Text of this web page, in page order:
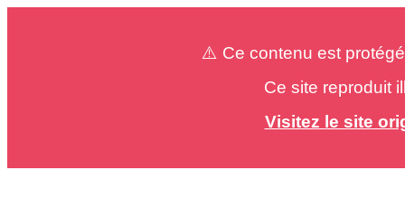
⚠️ Ce contenu est
Ce site reproduit
Visitez le site